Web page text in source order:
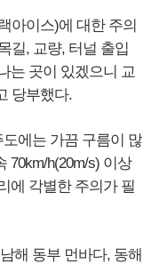
아이스)에 대한 주의
길, 교량, 터널 출입
는 곳이 있겠으니 교
당부했다.
에는 가끔 구름이 많
70km/h(20m/s) 이상
에 각별한 주의가 필
해 동부 먼바다, 동해